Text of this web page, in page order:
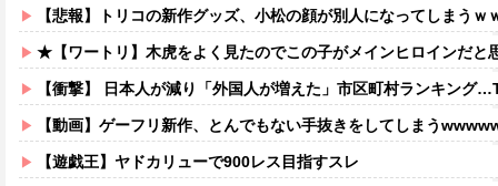
【悲報】トリコの新作グッズ、小松の顔が別人になってしまうｗ
★【ワートリ】木虎をよく見たのでこの子がメインヒロインだと思ってたら、
【衝撃】 日本人が減り「外国人が増えた」市区町村ランキング
【動画】ゲーフリ新作、とんでもない手抜きをしてしまう
【遊戯王】ヤドカリューで900レス目指すスレ